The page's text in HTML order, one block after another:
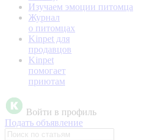
Изучаем эмоции питомца
Журнал
о питомцах
Kinpet для
продавцов
Kinpet
помогает
приютам
Войти в профиль
Подать объявление